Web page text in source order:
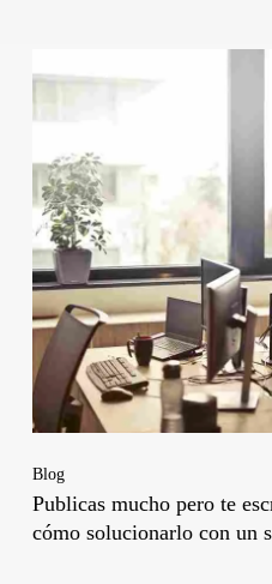
Blog
Publicas mucho pero te
cómo solucionarlo con un